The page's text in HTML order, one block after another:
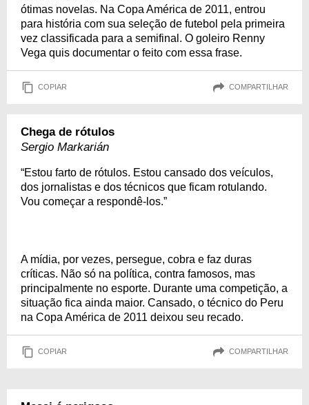
ótimas novelas. Na Copa América de 2011, entrou
para história com sua seleção de futebol pela primeira
vez classificada para a semifinal. O goleiro Renny
Vega quis documentar o feito com essa frase.
COPIAR COMPARTILHAR
Chega de rótulos
Sergio Markarián
“Estou farto de rótulos. Estou cansado dos veículos,
dos jornalistas e dos técnicos que ficam rotulando.
Vou começar a respondê-los.”
A mídia, por vezes, persegue, cobra e faz duras
críticas. Não só na política, contra famosos, mas
principalmente no esporte. Durante uma competição, a
situação fica ainda maior. Cansado, o técnico do Peru
na Copa América de 2011 deixou seu recado.
COPIAR COMPARTILHAR